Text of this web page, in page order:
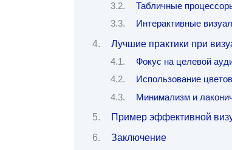
Табличные
Интерактивные
Лучшие практики при
Фокус на целевой
Использование
Минимализм и
Пример эффективной
Заключение